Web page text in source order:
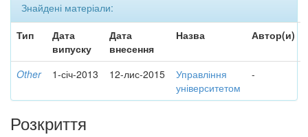
Знайдені матеріали:
Тип
Дата
випуску
Дата
внесення
Назва Автор(и)
Other 1-січ-2013 12-лис-2015
Управління
університетом
-
Розкриття